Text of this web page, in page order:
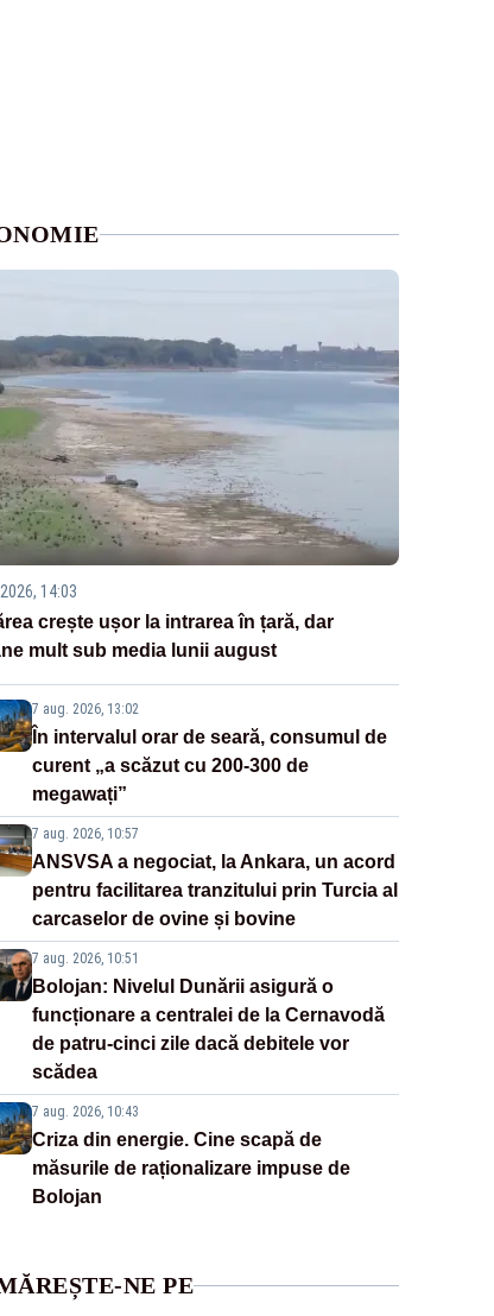
14:03
crește ușor la intrarea în țară, dar
mult sub media lunii august
7 aug. 2026, 13:02
În intervalul orar de seară, consumul de
curent „a scăzut cu 200-300 de
megawați”
7 aug. 2026, 10:57
ANSVSA a negociat, la Ankara, un acord
pentru facilitarea tranzitului prin Turcia al
carcaselor de ovine și bovine
7 aug. 2026, 10:51
Bolojan: Nivelul Dunării asigură o
funcționare a centralei de la Cernavodă
de patru-cinci zile dacă debitele vor
scădea
7 aug. 2026, 10:43
Criza din energie. Cine scapă de
măsurile de raționalizare impuse de
Bolojan
NE PE